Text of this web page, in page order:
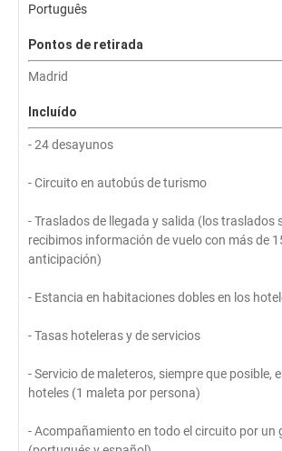
Português
Pontos de retirada
Madrid
Incluído
- 24 desayunos
- Circuito en autobús de turismo
- Traslados de llegada y salida (los traslados
recibimos información de vuelo con más de
anticipación)
- Estancia en habitaciones dobles en los
- Tasas hoteleras y de servicios
- Servicio de maleteros, siempre que posible,
hoteles (1 maleta por persona)
- Acompañamiento en todo el circuito por un